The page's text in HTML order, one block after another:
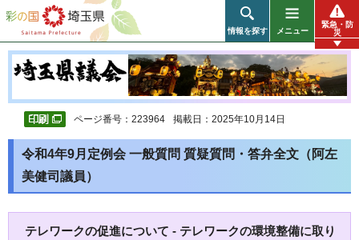
彩の国 埼玉県
情報を探す メニュー
緊急・防
災
ページ番号：223964 掲載日：2025年10月14日
令和4年9月定例会 一般質問 質疑質問・答弁全文（阿左
美健司議員）
テレワークの促進について - テレワークの環境整備に取り